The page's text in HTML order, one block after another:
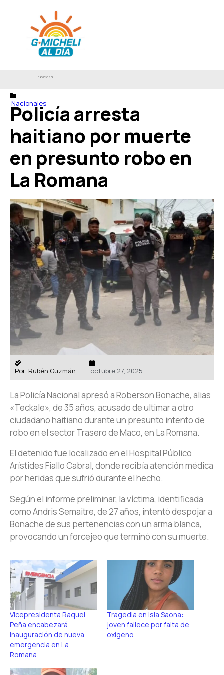
Publicidad
Nacionales
Policía arresta
haitiano por muerte
en presunto robo en
La Romana
Por Rubén Guzmán octubre 27, 2025
La Policía Nacional apresó a Roberson Bonache, alias
«Teckale», de 35 años, acusado de ultimar a otro
ciudadano haitiano durante un presunto intento de
robo en el sector Trasero de Maco, en La Romana.
El detenido fue localizado en el Hospital Público
Arístides Fiallo Cabral, donde recibía atención médica
por heridas que sufrió durante el hecho.
Según el informe preliminar, la víctima, identificada
como Andris Semaitre, de 27 años, intentó despojar a
Bonache de sus pertenencias con un arma blanca,
provocando un forcejeo que terminó con su muerte.
Vicepresidenta Raquel
Peña encabezará
inauguración de nueva
emergencia en La
Romana
Tragedia en Isla Saona:
joven fallece por falta de
oxígeno